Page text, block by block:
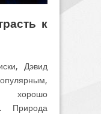
к
Дэвид
хорошо
Природа